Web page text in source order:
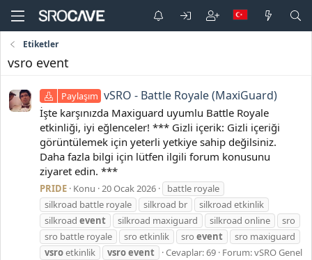
Etiketler
vsro event
Paylaşım vSRO - Battle Royale (MaxiGuard)
İşte karşınızda Maxiguard uyumlu Battle Royale
etkinliği, iyi eğlenceler! *** Gizli içerik: Gizli içeriği
görüntülemek için yeterli yetkiye sahip değilsiniz.
Daha fazla bilgi için lütfen ilgili forum konusunu
ziyaret edin. ***
PRIDE Konu 20 Ocak 2026
battle royale
silkroad battle royale
silkroad br
silkroad etkinlik
silkroad event silkroad maxiguard silkroad online
sro
sro battle royale
sro etkinlik sro event
sro maxiguard
vsroetkinlik vsroevent Cevaplar: 69 Forum:vSRO Genel